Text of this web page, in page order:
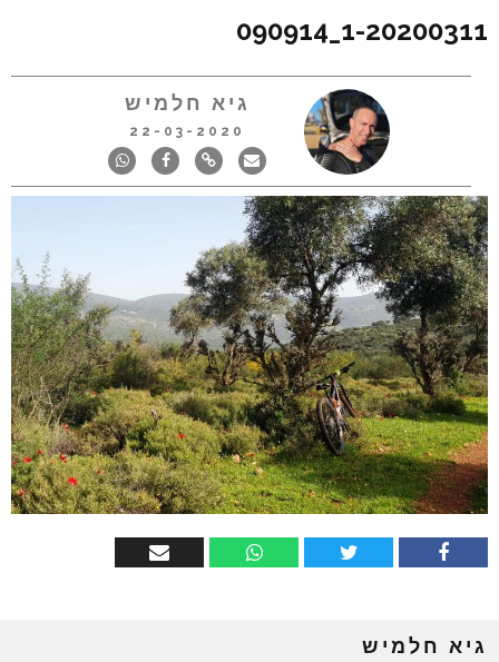
1-20200311_090914
גיא חלמיש
22-03-2020
גיא חלמיש